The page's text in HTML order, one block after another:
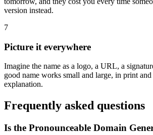
version instead.
7
Picture it everywhere
Imagine the name as a logo, a URL, a
good name works small and large, in print
explanation.
Frequently asked questions
Is the Pronounceable Domain